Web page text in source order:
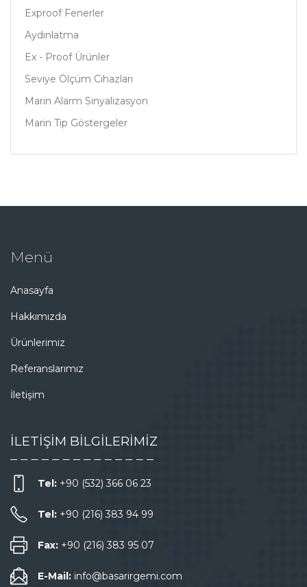
Exproof Fenerler
Aydınlatma
Ex - Proof Ürünler
Seviye Ölçüm Cihazları
Marin Alarm Sinyalizasyon
Marin Tip Göstergeler
Menü
Anasayfa
Hakkımızda
Ürünlerimiz
Referanslarımız
İletişim
İLETİŞİM BİLGİLERİMİZ
Tel: +90 (532) 366 06 23
Tel: +90 (216) 383 94 99
Fax: +90 (216) 383 95 07
E-Mail: info@basarirgemi.com